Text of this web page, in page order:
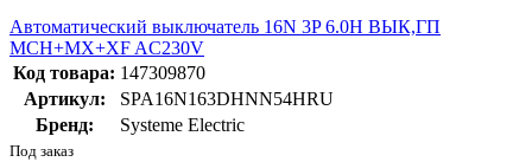
Автоматический выключатель 16N 3P 6.0H ВЫК,ГП
MCH+MX+XF AC230V
Код товара: 147309870
Артикул:
SPA16N163DHNN54HRU
Бренд:
Systeme Electric
Под заказ